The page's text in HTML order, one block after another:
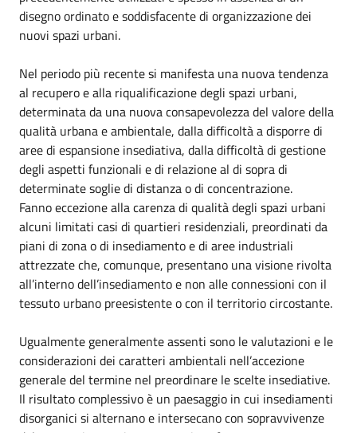
disegno ordinato e soddisfacente di organizzazione dei
nuovi spazi urbani.
Nel periodo più recente si manifesta una nuova tendenza
al recupero e alla riqualificazione degli spazi urbani,
determinata da una nuova consapevolezza del valore della
qualità urbana e ambientale, dalla difficoltà a disporre di
aree di espansione insediativa, dalla difficoltà di gestione
degli aspetti funzionali e di relazione al di sopra di
determinate soglie di distanza o di concentrazione.
Fanno eccezione alla carenza di qualità degli spazi urbani
alcuni limitati casi di quartieri residenziali, preordinati da
piani di zona o di insediamento e di aree industriali
attrezzate che, comunque, presentano una visione rivolta
all’interno dell’insediamento e non alle connessioni con il
tessuto urbano preesistente o con il territorio circostante.
Ugualmente generalmente assenti sono le valutazioni e le
considerazioni dei caratteri ambientali nell’accezione
generale del termine nel preordinare le scelte insediative.
Il risultato complessivo è un paesaggio in cui insediamenti
disorganici si alternano e intersecano con sopravvivenze